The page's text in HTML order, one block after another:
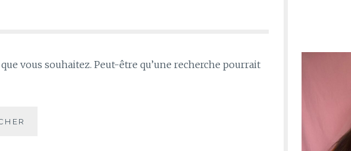
vous souhaitez. Peut-être qu’une recherche pourrait